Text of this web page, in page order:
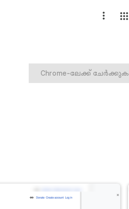
Chrome-ലേക്ക് ചേർക്കുക